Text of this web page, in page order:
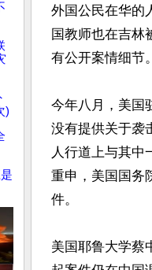
)
外国公民在华的
国教师也在吉林
有公开案情细节。
今年八月，美国
没有提供关于袭
人行道上与其中
重申，美国国务
件。
美国耶鲁大学蔡